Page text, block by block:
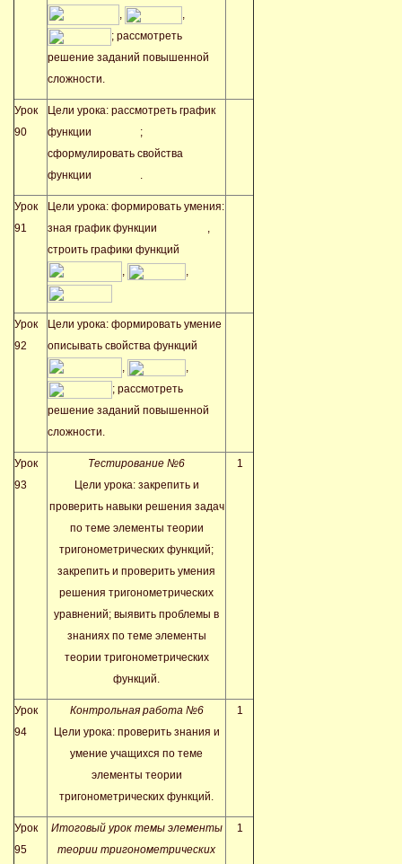
,
,
; рассмотреть
решение заданий повышенной
сложности.
Урок
90
Цели урока: рассмотреть график
функции
;
сформулировать свойства
функции
.
Урок
91
Цели урока: формировать умения:
зная график функции
,
строить графики функций
,
,
Урок
92
Цели урока: формировать умение
описывать свойства функций
,
,
; рассмотреть
решение заданий повышенной
сложности.
Урок
93
Тестирование №6
Цели урока: закрепить и
проверить навыки решения задач
по теме элементы теории
тригонометрических функций;
закрепить и проверить умения
решения тригонометрических
уравнений; выявить проблемы в
знаниях по теме элементы
теории тригонометрических
функций.
1
Урок
94
Контрольная работа №6
Цели урока: проверить знания и
умение учащихся по теме
элементы теории
тригонометрических функций.
1
Урок
95
Итоговый урок темы элементы
теории тригонометрических
1